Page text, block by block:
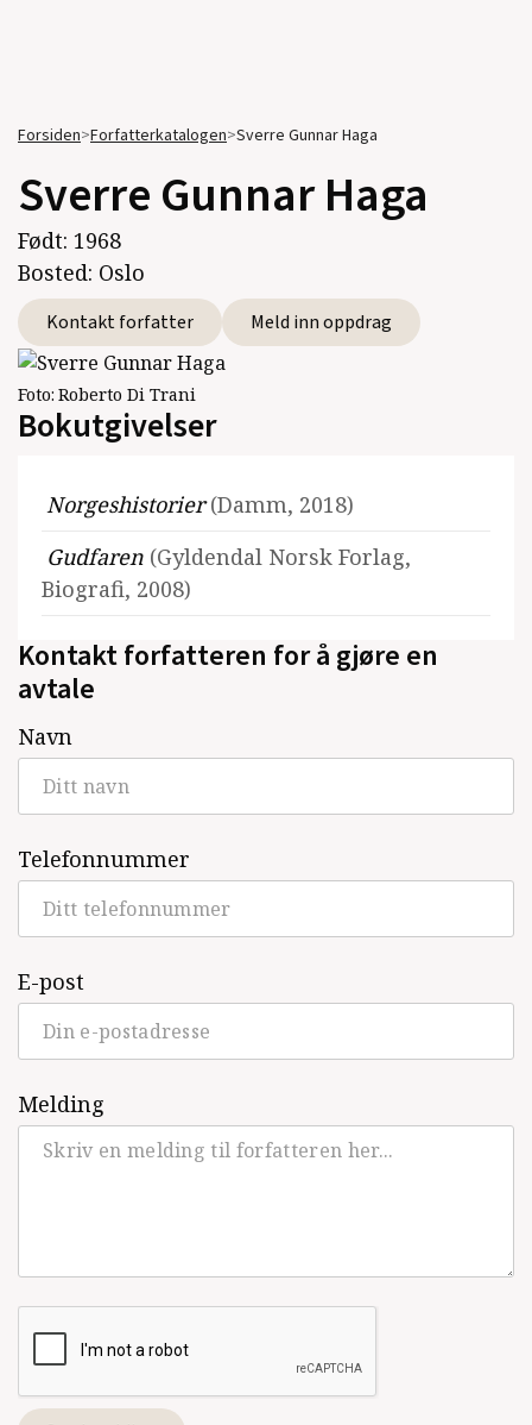
Forsiden>Forfatterkatalogen>Sverre Gunnar Haga
Sverre Gunnar Haga
Født: 1968
Bosted: Oslo
Kontakt forfatter Meld inn oppdrag
Foto: Roberto Di Trani
Bokutgivelser
Norgeshistorier(Damm, 2018)
Gudfaren (Gyldendal Norsk Forlag,
Biografi, 2008)
Kontakt forfatteren for å gjøre en
avtale
Navn
Telefonnummer
E-post
Melding